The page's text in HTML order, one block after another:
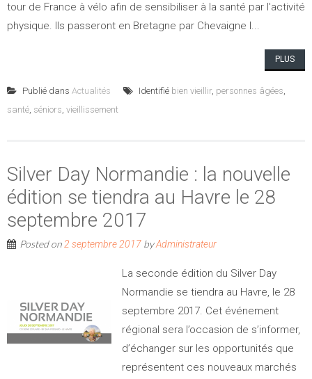
tour de France à vélo afin de sensibiliser à la santé par l'activité
physique. Ils passeront en Bretagne par Chevaigne l...
PLUS
Publié dans Actualités Identifié bien vieillir, personnes âgées,
santé, séniors, vieillissement
Silver Day Normandie : la nouvelle
édition se tiendra au Havre le 28
septembre 2017
Posted on2 septembre 2017 byAdministrateur
La seconde édition du Silver Day
Normandie se tiendra au Havre, le 28
septembre 2017. Cet événement
régional sera l’occasion de s’informer,
d’échanger sur les opportunités que
représentent ces nouveaux marchés